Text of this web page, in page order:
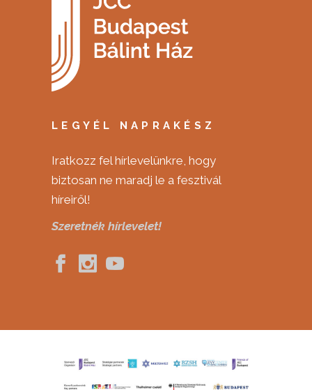
LEGYÉL NAPRAKÉSZ
Iratkozz fel hírlevelünkre, hogy
biztosan ne maradj le a fesztivál
híreiről!
Szeretnék hírlevelet!